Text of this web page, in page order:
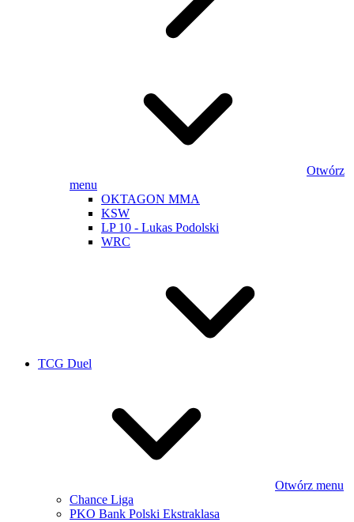
Otwórz
menu
OKTAGON MMA
KSW
LP 10 - Lukas Podolski
WRC
TCG Duel
Otwórz menu
Chance Liga
PKO Bank Polski Ekstraklasa